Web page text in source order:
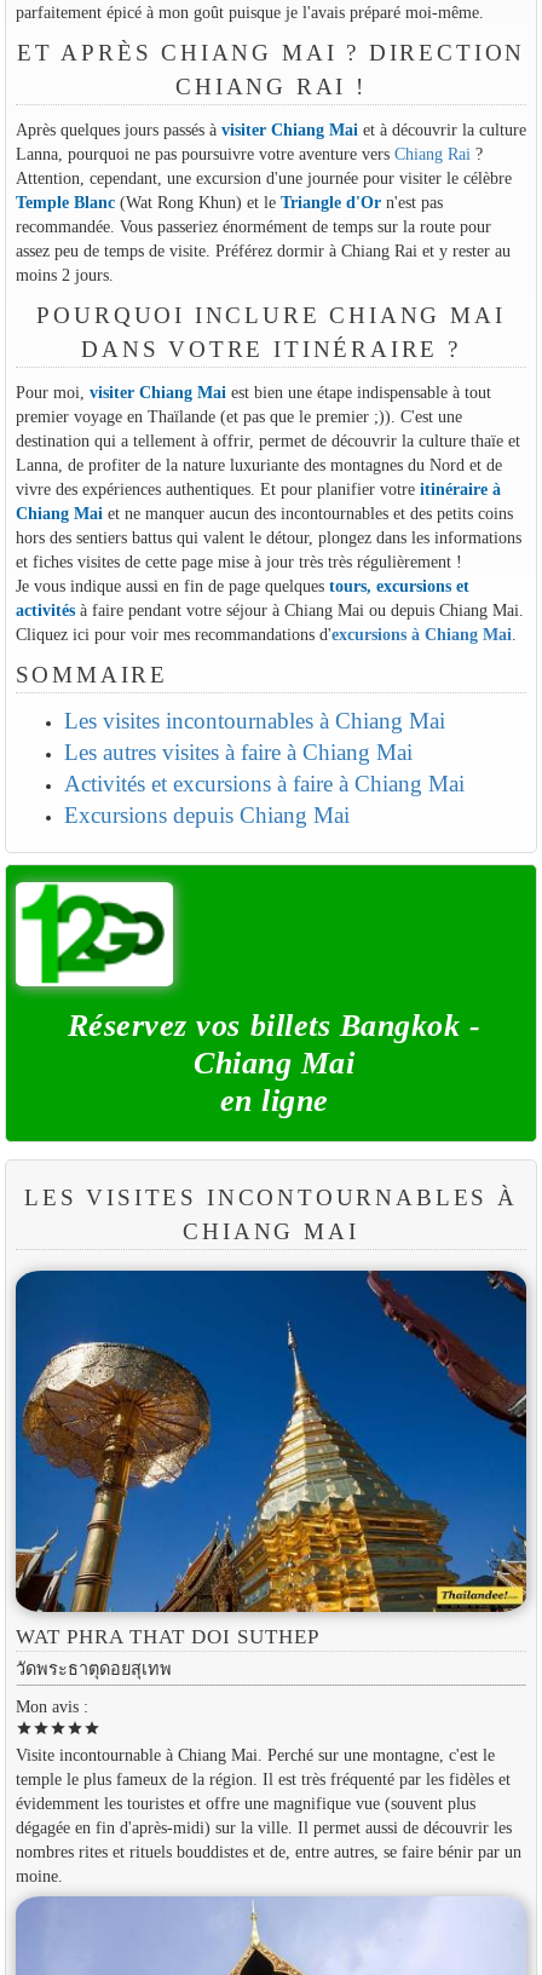
parfaitement épicé à mon goût puisque je l'avais préparé moi-même.
ET APRÈS CHIANG MAI ? DIRECTION
CHIANG RAI !
Après quelques jours passés à visiter Chiang Mai et à découvrir la culture
Lanna, pourquoi ne pas poursuivre votre aventure vers Chiang Rai ?
Attention, cependant, une excursion d'une journée pour visiter le célèbre
Temple Blanc(Wat Rong Khun) et le Triangle d'Orn'est pas
recommandée. Vous passeriez énormément de temps sur la route pour
assez peu de temps de visite. Préférez dormir à Chiang Rai et y rester au
moins 2 jours.
POURQUOI INCLURE CHIANG MAI
DANS VOTRE ITINÉRAIRE ?
Pour moi, visiter Chiang Mai est bien une étape indispensable à tout
premier voyage en Thaïlande (et pas que le premier ;)). C'est une
destination qui a tellement à offrir, permet de découvrir la culture thaïe et
Lanna, de profiter de la nature luxuriante des montagnes du Nord et de
vivre des expériences authentiques. Et pour planifier votre itinéraire à
Chiang Mai et ne manquer aucun des incontournables et des petits coins
hors des sentiers battus qui valent le détour, plongez dans les informations
et fiches visites de cette page mise à jour très très régulièrement !
Je vous indique aussi en fin de page quelques tours, excursions et
activitésà faire pendant votre séjour à Chiang Mai ou depuis Chiang Mai.
Cliquez ici pour voir mes recommandations d'excursions à Chiang Mai
SOMMAIRE
Les visites incontournables à Chiang Mai
Les autres visites à faire à Chiang Mai
Activités et excursions à faire à Chiang Mai
Excursions depuis Chiang Mai
Réservez vos billets Bangkok -
Chiang Mai
en ligne
LES VISITES INCONTOURNABLES À
CHIANG MAI
WAT PHRA THAT DOI SUTHEP
วัดพระธาตุดอยสุเทพ
Mon avis :
starstarstarstarstar
Visite incontournable à Chiang Mai. Perché sur une montagne, c'est le
temple le plus fameux de la région. Il est très fréquenté par les fidèles et
évidemment les touristes et offre une magnifique vue (souvent plus
dégagée en fin d'après-midi) sur la ville. Il permet aussi de découvrir les
nombres rites et rituels bouddistes et de, entre autres, se faire bénir par un
moine.